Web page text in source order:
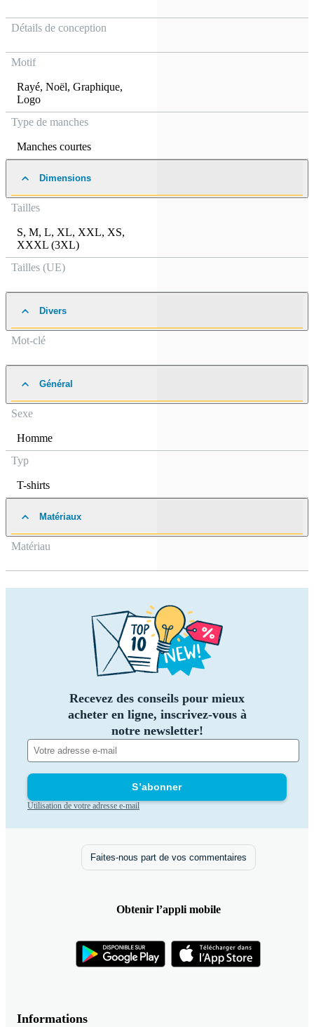
Détails de conception
Motif
Rayé, Noël, Graphique,
Logo
Type de manches
Manches courtes
Dimensions
Tailles
S, M, L, XL, XXL, XS,
XXXL (3XL)
Tailles (UE)
Divers
Mot-clé
Général
Sexe
Homme
Typ
T-shirts
Matériaux
Matériau
Recevez des conseils pour mieux
acheter en ligne, inscrivez-vous à
notre newsletter!
S’abonner
Utilisation de votre adresse e-mail
Informations
Faites-nous part de vos commentaires
Obtenir l’appli mobile